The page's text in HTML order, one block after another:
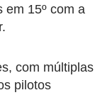
em 15º com a
com múltiplas
pilotos